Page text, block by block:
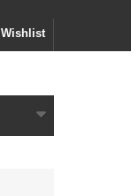
Wishlist